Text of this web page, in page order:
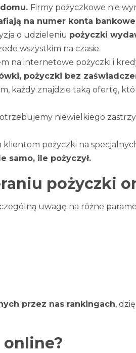
Firmy pożyczkowe nie
na numer konta
o udzieleniu pożyczki
wszystkim na czasie.
na internetowe pożyczki i
pożyczki bez
każdy znajdzie taką ofertę,
niewielkiego
pożyczki na
samo, ile pożyczył.
pożyczki
uwagę na różne
przez nas rankingach,
online?